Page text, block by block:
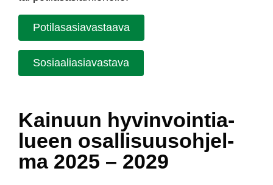
Po­ti­la­sa­sia­vas­taa­va
So­siaa­lia­sia­vas­ta­va
Kai­nuun hy­vin­voin­tia­
lueen osal­li­suu­soh­jel­
ma 2025 – 2029